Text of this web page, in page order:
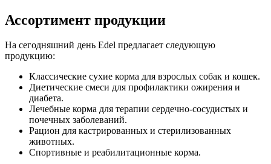
Ассортимент продукции
На сегодняшний день Edel предлагает следующую
продукцию:
Классические сухие корма для взрослых собак и кошек.
Диетические смеси для профилактики ожирения и
диабета.
Лечебные корма для терапии сердечно-сосудистых и
почечных заболеваний.
Рацион для кастрированных и стерилизованных
животных.
Спортивные и реабилитационные корма.